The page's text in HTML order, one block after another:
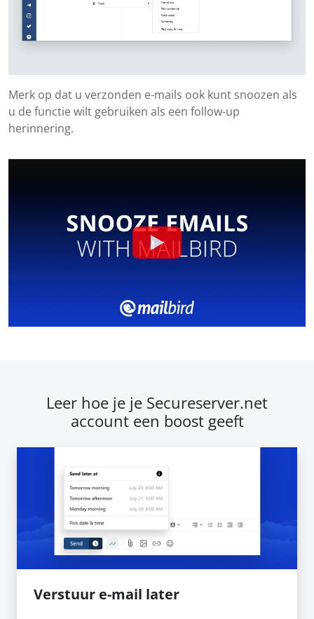
Merk op dat u verzonden e-mails ook kunt snoozen als
u de functie wilt gebruiken als een follow-up
herinnering.
Leer hoe je je Secureserver.net
account een boost geeft
Verstuur e-mail later